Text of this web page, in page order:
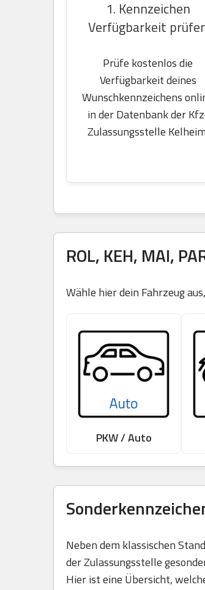
1. Kennzeichen
Verfügbarkeit
Prüfe kostenlos die
Verfügbarkeit deines
Wunschkennzeichens
in der Datenbank der
Zulassungsstelle
ROL, KEH, MAI,
Wähle hier dein Fahrzeug
PKW / Auto
Neben dem klassischen
der Zulassungsstelle
Hier ist eine Übersicht,